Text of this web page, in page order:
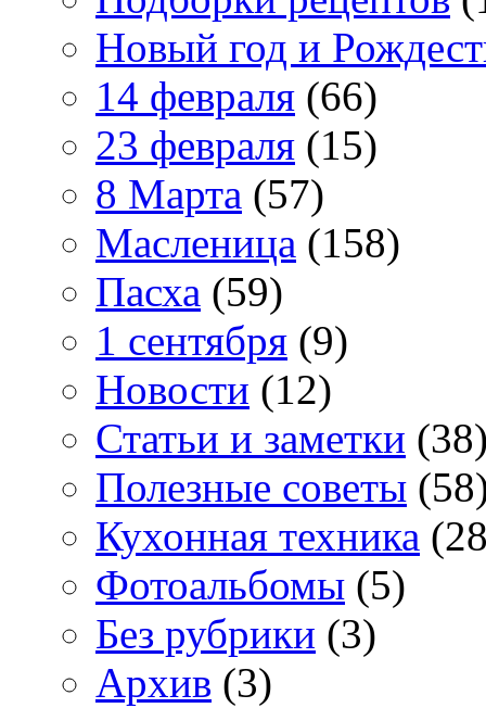
Новый год и
14 февраля (66)
23 февраля (15)
8 Марта (57)
Масленица (158)
Пасха (59)
1 сентября (9)
Новости (12)
Статьи и заметки
Полезные советы
Кухонная техника
Фотоальбомы (5)
Без рубрики (3)
Архив (3)